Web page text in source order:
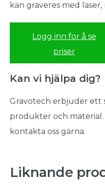
kan graveres med
Logg inn for å se
priser
Kan vi hjälpa dig?
Gravotech erbjuder ett
produkter och
kontakta oss gärna.
Liknande